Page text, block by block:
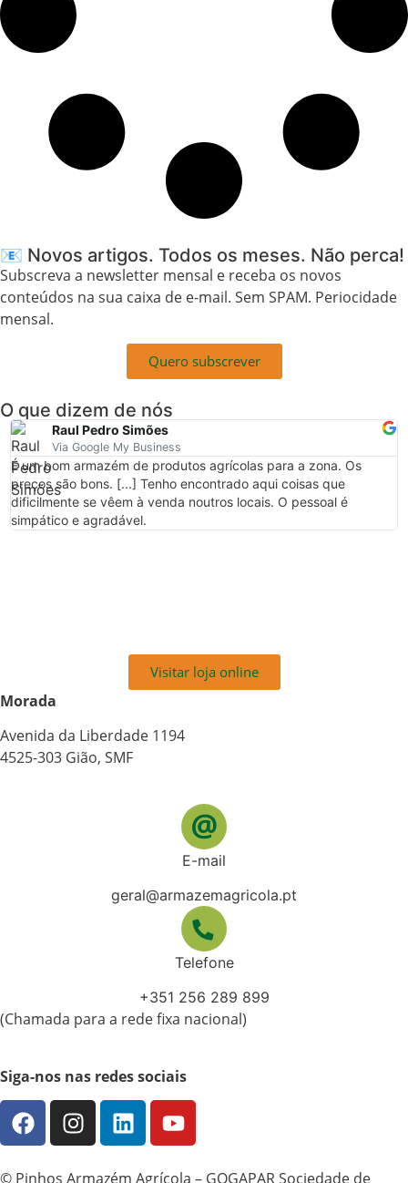
📧 Novos artigos. Todos os meses. Não perca!
Subscreva a newsletter mensal e receba os novos
conteúdos na sua caixa de e-mail. Sem SPAM. Periocidade
mensal.
Quero subscrever
O que dizem de nós
Raul Pedro Simões
Via Google My Business
É um bom armazém de produtos agrícolas para a zona. Os
preços são bons. [...] Tenho encontrado aqui coisas que
dificilmente se vêem à venda noutros locais. O pessoal é
simpático e agradável.
Visitar loja online
Morada
Avenida da Liberdade 1194
4525-303 Gião, SMF
E-mail
geral@armazemagricola.pt
Telefone
+351 256 289 899
(Chamada para a rede fixa nacional)
Siga-nos nas redes sociais
© Pinhos Armazém Agrícola – GOGAPAR Sociedade de